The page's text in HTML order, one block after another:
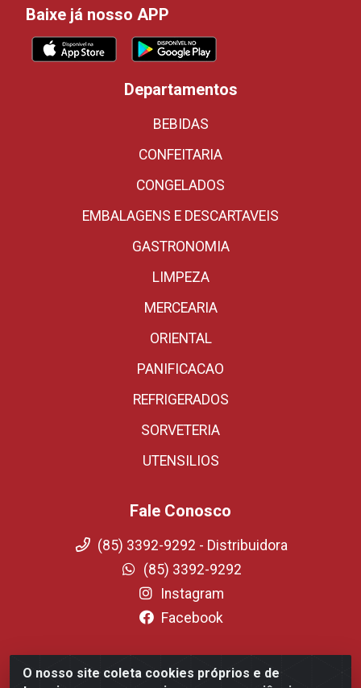
O nosso site coleta cookies próprios e de
Baixe já nosso APP
Departamentos
BEBIDAS
CONFEITARIA
CONGELADOS
EMBALAGENS E DESCARTAVEIS
GASTRONOMIA
LIMPEZA
MERCEARIA
ORIENTAL
PANIFICACAO
REFRIGERADOS
SORVETERIA
UTENSILIOS
Fale Conosco
(85) 3392-9292 - Distribuidora
(85) 3392-9292
Instagram
Facebook
Fortali Distribuidora de Alimentos LTDA - Avenida